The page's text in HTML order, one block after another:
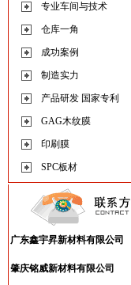
专业车间与技术
仓库一角
成功案例
制造实力
产品研发 国家专利
GAG木纹膜
印刷膜
SPC板材
广东鑫宇昇新材料有限公司
肇庆铭威新材料有限公司